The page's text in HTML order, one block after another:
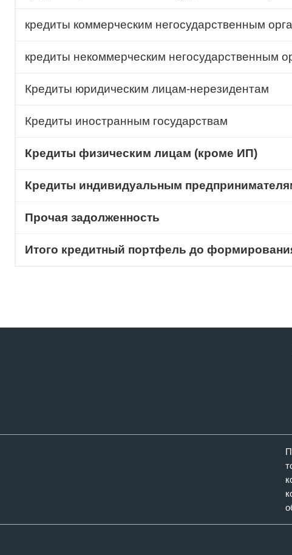
кредиты коммерческим негосударственным
кредиты некоммерческим негосударственным
Кредиты юридическим лицам-нерезидентам
Кредиты иностранным государствам
Кредиты физическим лицам (кроме ИП)
Кредиты индивидуальным
Прочая задолженность
Итого кредитный портфель до